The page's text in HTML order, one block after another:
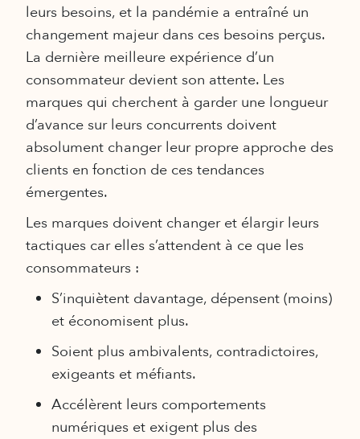
leurs besoins, et la pandémie a entraîné un
changement majeur dans ces besoins perçus.
La dernière meilleure expérience d’un
consommateur devient son attente. Les
marques qui cherchent à garder une longueur
d’avance sur leurs concurrents doivent
absolument changer leur propre approche des
clients en fonction de ces tendances
émergentes.
Les marques doivent changer et élargir leurs
tactiques car elles s’attendent à ce que les
consommateurs :
S’inquiètent davantage, dépensent (moins)
et économisent plus.
Soient plus ambivalents, contradictoires,
exigeants et méfiants.
Accélèrent leurs comportements
numériques et exigent plus des